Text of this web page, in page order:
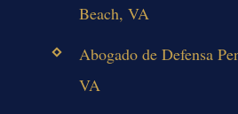
Beach, VA
Abogado de Defensa
VA